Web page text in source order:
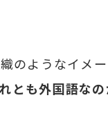
のようなイメ
とも外国語なの